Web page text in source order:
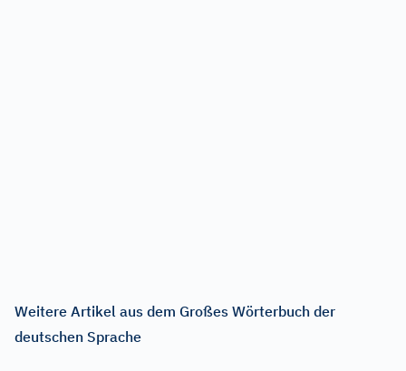
Weitere Artikel aus dem Großes Wörterbuch der
deutschen Sprache